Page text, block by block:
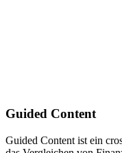
Guided Content
Guided Content ist ein